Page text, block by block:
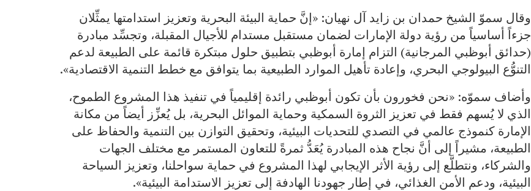
وقال سموّ الشيخ حمدان بن زايد آل نهيان: «إنَّ حماية البيئة البحرية وتعزيز استدامتها يمثِّلان
جزءاً أساسياً من رؤية دولة الإمارات لضمان مستقبل مستدام للأجيال المقبلة، وتجسِّد مبادرة
(حدائق أبوظبي المرجانية) التزام إمارة أبوظبي بتطبيق حلول مبتكرة قائمة على الطبيعة لدعم
التنوُّع البيولوجي البحري، وإعادة تأهيل الموارد الطبيعية بما يتوافق مع خطط التنمية الاقتصادية».
وأضاف سموّه: «نحن فخورون بأن تكون أبوظبي رائدة إقليمياً في تنفيذ هذا المشروع الطموح،
الذي لا يُسهم فقط في تعزيز الثروة السمكية وحماية الموائل البحرية، بل يُعزِّز أيضاً من مكانة
الإمارة كنموذج عالمي في التصدي للتحديات البيئية، وتحقيق التوازن بين التنمية والحفاظ على
الطبيعة، مشيراً إلى أنَّ نجاح هذه المبادرة يُعَدُّ ثمرةً للتعاون المستمر مع مختلف الجهات
والشركاء، ونتطلَّع إلى رؤية الأثر الإيجابي لهذا المشروع في حماية سواحلنا، وتعزيز السياحة
البيئية، ودعم الأمن الغذائي، في إطار جهودنا الهادفة إلى تعزيز الاستدامة البيئية».